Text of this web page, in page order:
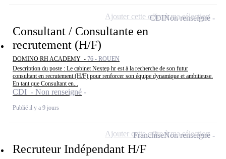
Consultant / Consultante en
recrutement (H/F)
DOMINO RH ACADEMY - 76 - ROUEN
Description du poste : Le cabinet Nextep hr est à la recherche de son futur
consultant en recrutement (H/F) pour renforcer son équipe dynamique et ambitieuse.
En tant que Consultant en...
CDI - Non renseigné
Publié il y a 9 jours
CDINon renseigné
Ajouter cette offre à ma sélection
Recruteur Indépendant H/F
FranchiseNon renseigné
Ajouter cette offre à ma sélection